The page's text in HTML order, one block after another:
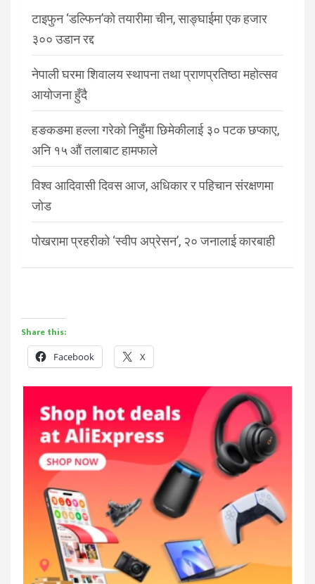
टाइफुन ‘डल्फिन’को तयारीमा चीन, साङ्घाईमा एक हजार
३०० उडान रद्द
नेपाली घरमा शिवालय स्थापना तथा प्राणप्रतिष्ठा महोत्सव
आयोजना हुँदै
हङकङमा हल्ला गरेको निहुँमा छिमेकीलाई ३० पटक छप्काए,
अनि १५ औं तलाबाट हामफाले
विश्व आदिवासी दिवस आज, अधिकार र पहिचान संरक्षणमा
जोड
पोखरामा प्रहरीको ‘स्वीप अप्रेसन’, २० जनालाई कारबाही
Share this:
Facebook X